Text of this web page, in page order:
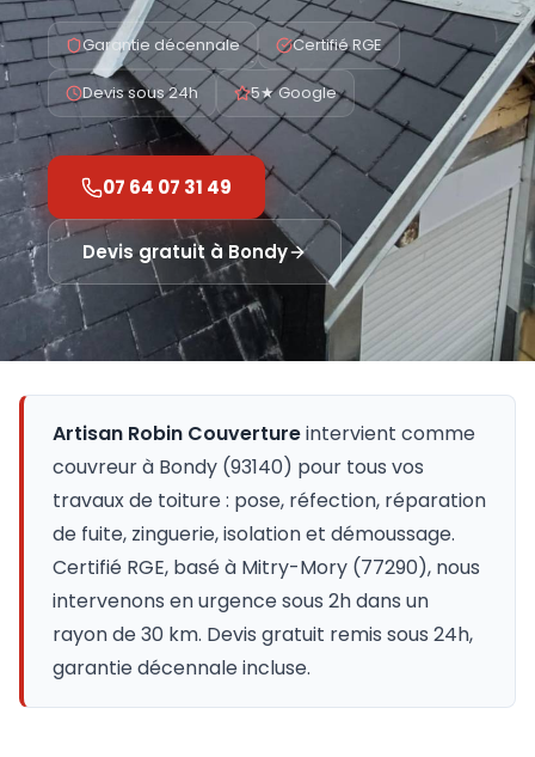
Garantie décennale Certifié RGE
Devis sous 24h 5★ Google
07 64 07 31 49
Devis gratuit à Bondy
Artisan Robin Couvertureintervient comme
couvreur à Bondy (93140) pour tous vos
travaux de toiture : pose, réfection, réparation
de fuite, zinguerie, isolation et démoussage.
Certifié RGE, basé à Mitry-Mory (77290), nous
intervenons en urgence sous 2h dans un
rayon de 30 km. Devis gratuit remis sous 24h,
garantie décennale incluse.